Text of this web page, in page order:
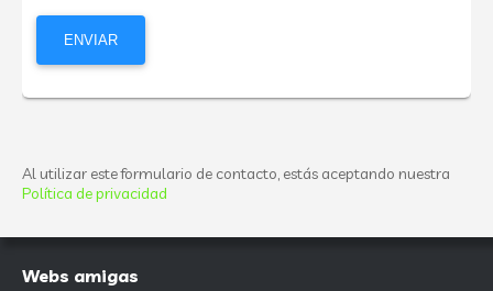
Al utilizar este formulario de contacto, estás aceptando nuestra
Política de privacidad
Webs amigas